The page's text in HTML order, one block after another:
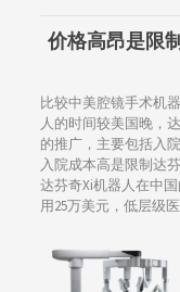
价格高昂是限
比较中美腔镜手术机
人的时间较美国晚，
的推广，主要包括入
入院成本高是限制达
达芬奇Xi机器人在中
用25万美元，低层级